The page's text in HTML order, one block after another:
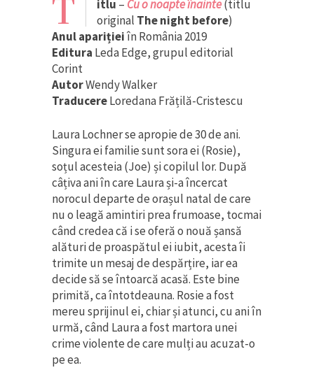
T itlu – Cu o noapte înainte(titlu
original The night before)
Anul aparițieiîn România 2019
Editura Leda Edge, grupul editorial
Corint
AutorWendy Walker
TraducereLoredana Frățilă-Cristescu
Laura Lochner se apropie de 30 de ani.
Singura ei familie sunt sora ei (Rosie),
soțul acesteia (Joe) și copilul lor. După
câțiva ani în care Laura și-a încercat
norocul departe de orașul natal de care
nu o leagă amintiri prea frumoase, tocmai
când credea că i se oferă o nouă șansă
alături de proaspătul ei iubit, acesta îi
trimite un mesaj de despărțire, iar ea
decide să se întoarcă acasă. Este bine
primită, ca întotdeauna. Rosie a fost
mereu sprijinul ei, chiar și atunci, cu ani în
urmă, când Laura a fost martora unei
crime violente de care mulți au acuzat-o
pe ea.